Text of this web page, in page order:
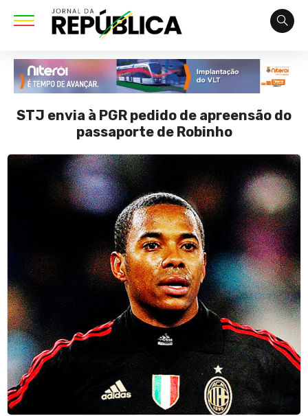
STJ envia à PGR pedido de apreensão do
passaporte de Robinho